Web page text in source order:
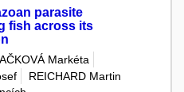
parasite
fish across its
Markéta
REICHARD Martin